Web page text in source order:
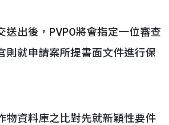
出後，PVPO將會指定一位審查
則就申請案所提書面文件進行保
資料庫之比對先就新穎性要件